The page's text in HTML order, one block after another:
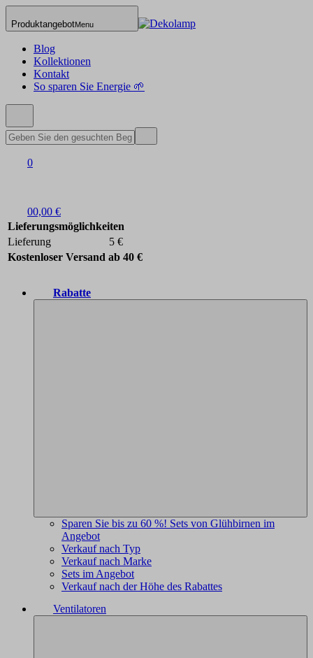
ProduktangebotMenu
Blog
Kollektionen
Kontakt
So sparen Sie Energie 🌱
0
00,00 €
Lieferungsmöglichkeiten
Lieferung
5 €
Kostenloser Versand ab 40 €
Rabatte
Sparen Sie bis zu 60 %! Sets von Glühbirnen im
Angebot
Verkauf nach Typ
Verkauf nach Marke
Sets im Angebot
Verkauf nach der Höhe des Rabattes
Ventilatoren